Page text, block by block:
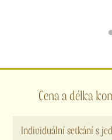
Cena a délka
Individuální setkání s